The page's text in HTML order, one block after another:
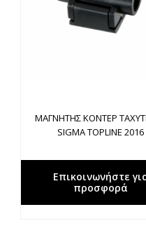
ΜΑΓΝΗΤΗΣ ΚΟΝΤΕΡ
SIGMA TOPLINE 2016
Επικοινωνήστε
προσφορά